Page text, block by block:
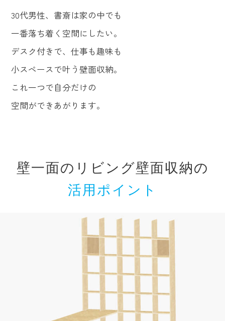
30代男性、書斎は家の中でも
一番落ち着く空間にしたい。
デスク付きで、仕事も趣味も
小スペースで叶う壁面収納。
これ一つで自分だけの
空間ができあがります。
壁一面のリビング壁面収納の
活用ポイント